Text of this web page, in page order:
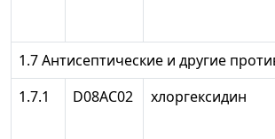
1.7 Антисептические и другие
1.7.1
D08AC02 хлоргексидин